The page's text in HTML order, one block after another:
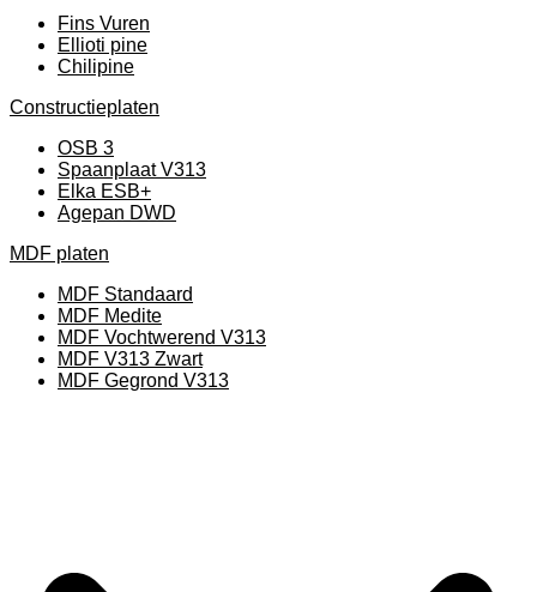
Fins Vuren
Ellioti pine
Chilipine
Constructieplaten
OSB 3
Spaanplaat V313
Elka ESB+
Agepan DWD
MDF platen
MDF Standaard
MDF Medite
MDF Vochtwerend V313
MDF V313 Zwart
MDF Gegrond V313